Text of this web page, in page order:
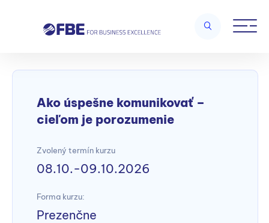
Kurzy komunikácie a osobnostného rozvoja
Ako úspešne
Ako úspešne komunikovať –
cieľom je porozumenie
Zvolený termín kurzu
08.10.-09.10.2026
Forma kurzu:
Prezenčne